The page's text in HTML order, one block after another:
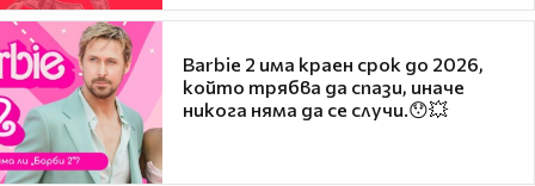
Barbie 2 има краен срок до 2026,
който трябва да спази, иначе
никога няма да се случи.😯💥